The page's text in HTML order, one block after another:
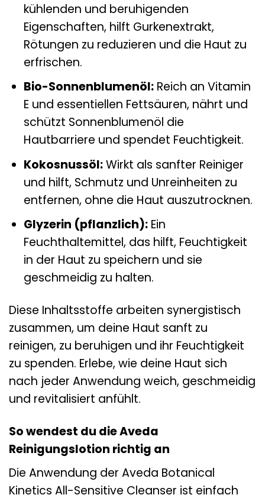
kühlenden und beruhigenden
Eigenschaften, hilft Gurkenextrakt,
Rötungen zu reduzieren und die Haut zu
erfrischen.
Bio-Sonnenblumenöl:Reich an Vitamin
E und essentiellen Fettsäuren, nährt und
schützt Sonnenblumenöl die
Hautbarriere und spendet Feuchtigkeit.
Kokosnussöl:Wirkt als sanfter Reiniger
und hilft, Schmutz und Unreinheiten zu
entfernen, ohne die Haut auszutrocknen.
Glyzerin (pflanzlich):Ein
Feuchthaltemittel, das hilft, Feuchtigkeit
in der Haut zu speichern und sie
geschmeidig zu halten.
Diese Inhaltsstoffe arbeiten synergistisch
zusammen, um deine Haut sanft zu
reinigen, zu beruhigen und ihr Feuchtigkeit
zu spenden. Erlebe, wie deine Haut sich
nach jeder Anwendung weich, geschmeidig
und revitalisiert anfühlt.
So wendest du die Aveda
Reinigungslotion richtig an
Die Anwendung der Aveda Botanical
Kinetics All-Sensitive Cleanser ist einfach